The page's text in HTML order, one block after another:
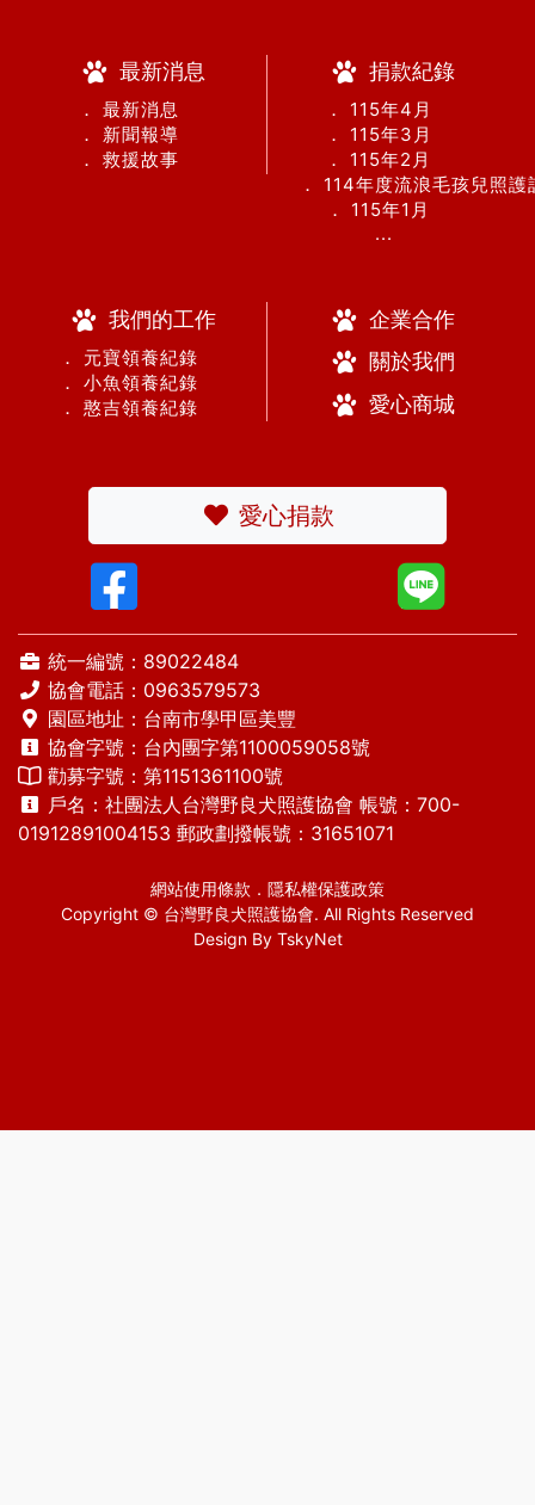
最新消息
． 最新消息
． 新聞報導
． 救援故事
捐款紀錄
． 115年4月
． 115年3月
． 115年2月
． 114年度流浪毛孩兒照
． 115年1月
...
我們的工作
． 元寶領養紀錄
． 小魚領養紀錄
． 憨吉領養紀錄
企業合作
關於我們
愛心商城
愛心捐款
統一編號：89022484
協會電話： 0963579573
園區地址：台南市學甲區美豐
協會字號：台內團字第1100059058號
勸募字號：第1151361100號
戶名：社團法人台灣野良犬照護協會 帳號：700-
01912891004153 郵政劃撥帳號：31651071
網站使用條款 ． 隱私權保護政策
Copyright © 台灣野良犬照護協會. All Rights Reserved
Design By TskyNet